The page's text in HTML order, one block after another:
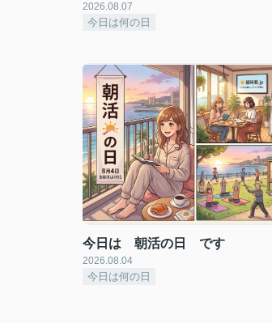
2026.08.07
今日は何の日
今日は 朝活の日 です
2026.08.04
今日は何の日